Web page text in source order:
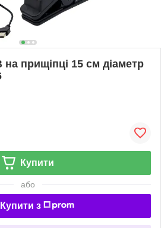
прищіпці 15 см діаметр
Купити
або
Купити з